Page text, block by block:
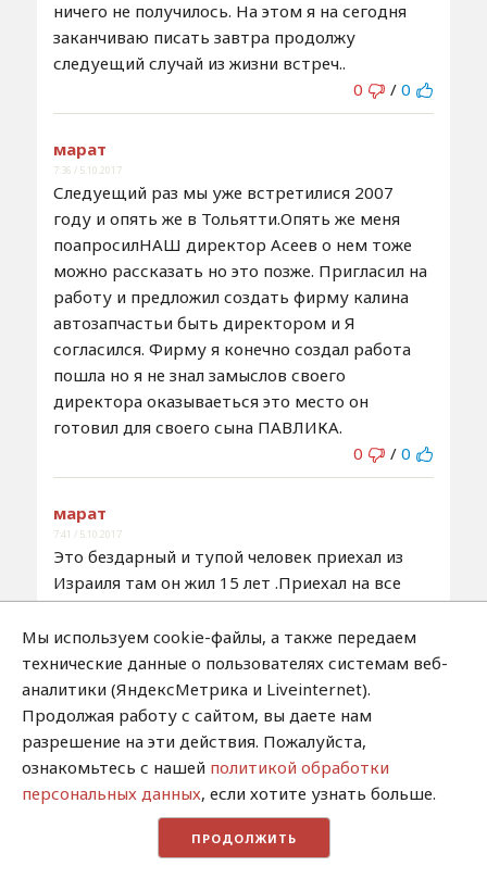
ничего не получилось. На этом я на сегодня
заканчиваю писать завтра продолжу
следуещий случай из жизни встреч..
0
/ 0
марат
7:36 / 5.10.2017
Следуещий раз мы уже встретилися 2007
году и опять же в Тольятти.Опять же меня
поапросилНАШ директор Асеев о нем тоже
можно рассказать но это позже. Пригласил на
работу и предложил создать фирму калина
автозапчастьи быть директором и Я
согласился. Фирму я конечно создал работа
пошла но я не знал замыслов своего
директора оказываеться это место он
готовил для своего сына ПАВЛИКА.
0
/ 0
марат
7:41 / 5.10.2017
Это бездарный и тупой человек приехал из
Израиля там он жил 15 лет .Приехал на все
готовое отец построил рядом со своим
домом котетдж купил новый крузак.Здесь
ему подобрали жену у евреев это так но баба
извините меня такая страшная чукча
наверное и то красивее.
0
марат
У меня с своей не заладилось семья начала
Мы используем cookie-файлы, а также передаем
технические данные о пользователях системам веб-
аналитики (ЯндексМетрика и Liveinternet).
Продолжая работу с сайтом, вы даете нам
разрешение на эти действия. Пожалуйста,
ознакомьтесь с нашей политикой обработки
персональных данных, если хотите узнать больше.
ПРОДОЛЖИТЬ